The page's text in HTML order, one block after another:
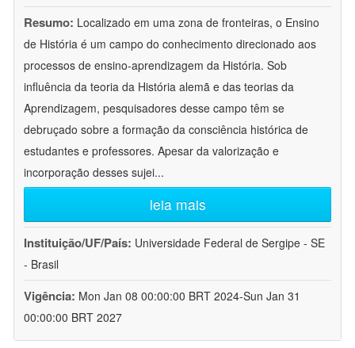
Resumo: Localizado em uma zona de fronteiras, o Ensino
de História é um campo do conhecimento direcionado aos
processos de ensino-aprendizagem da História. Sob
influência da teoria da História alemã e das teorias da
Aprendizagem, pesquisadores desse campo têm se
debruçado sobre a formação da consciência histórica de
estudantes e professores. Apesar da valorização e
incorporação desses sujei...
leia mais
Instituição/UF/País: Universidade Federal de Sergipe - SE
- Brasil
Vigência: Mon Jan 08 00:00:00 BRT 2024-Sun Jan 31
00:00:00 BRT 2027